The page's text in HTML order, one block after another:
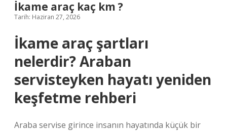
İkame araç kaç km ?
Tarih: Haziran 27, 2026
İkame araç şartları
nelerdir? Araban
servisteyken hayatı yeniden
keşfetme rehberi
Araba servise girince insanın hayatında küçük bir